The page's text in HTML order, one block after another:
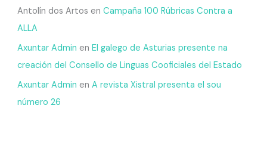
Antolín dos Artos en Campaña 100 Rúbricas Contra a
ALLA
Axuntar Admin en El galego de Asturias presente na
creación del Consello de Linguas Cooficiales del Estado
Axuntar Admin en A revista Xistral presenta el sou
número 26